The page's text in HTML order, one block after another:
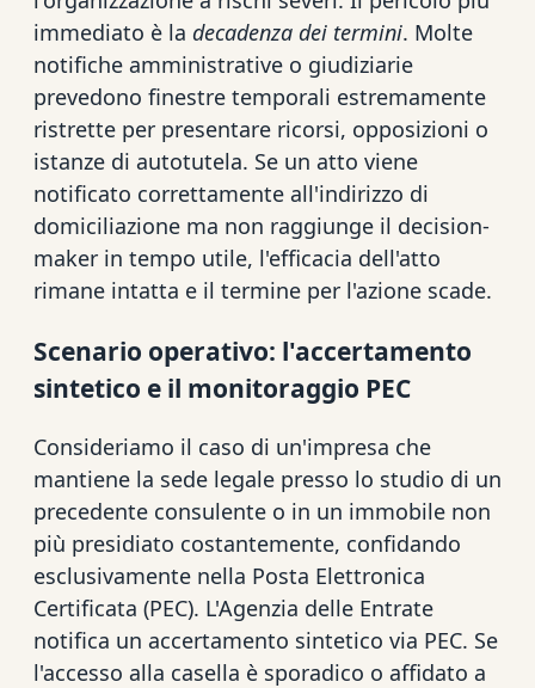
immediato è la decadenza dei termini. Molte
notifiche amministrative o giudiziarie
prevedono finestre temporali estremamente
ristrette per presentare ricorsi, opposizioni o
istanze di autotutela. Se un atto viene
notificato correttamente all'indirizzo di
domiciliazione ma non raggiunge il decision-
maker in tempo utile, l'efficacia dell'atto
rimane intatta e il termine per l'azione scade.
Scenario operativo: l'accertamento
sintetico e il monitoraggio PEC
Consideriamo il caso di un'impresa che
mantiene la sede legale presso lo studio di un
precedente consulente o in un immobile non
più presidiato costantemente, confidando
esclusivamente nella Posta Elettronica
Certificata (PEC). L'Agenzia delle Entrate
notifica un accertamento sintetico via PEC. Se
l'accesso alla casella è sporadico o affidato a